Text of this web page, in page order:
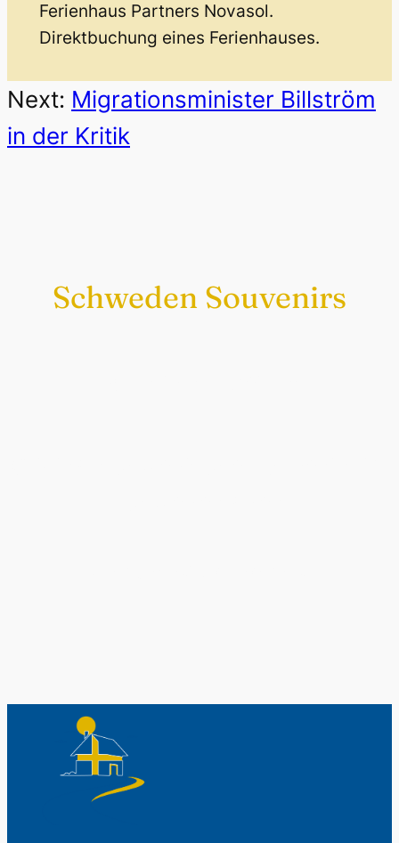
Ferienhaus Partners Novasol.
Direktbuchung eines Ferienhauses.
Next: Migrationsminister Billström
in der Kritik
Schweden Souvenirs